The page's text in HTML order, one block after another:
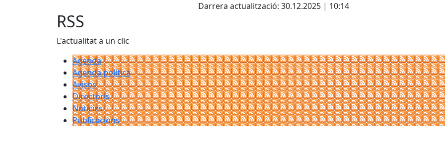
Darrera actualització: 30.12.2025 | 10:14
RSS
L'actualitat a un clic
Agenda
Agenda política
Avisos
Directoris
Notícies
Publicacions